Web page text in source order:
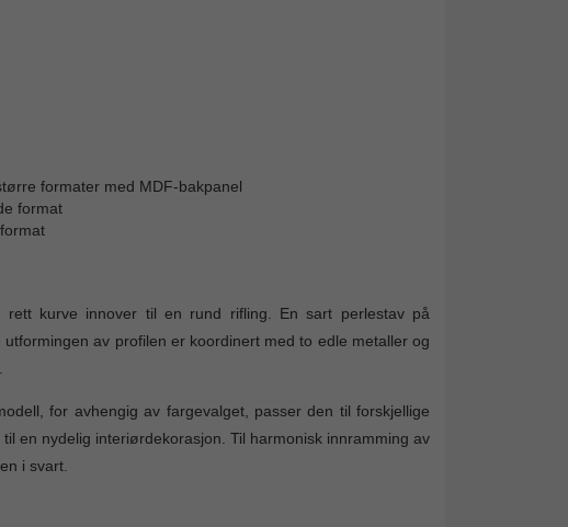
formater med MDF-bakpanel
format
kurve innover til en rund rifling. En sart perlestav på
av profilen er koordinert med to edle metaller og
for avhengig av fargevalget, passer den til forskjellige
en nydelig interiørdekorasjon. Til harmonisk innramming av
i svart.